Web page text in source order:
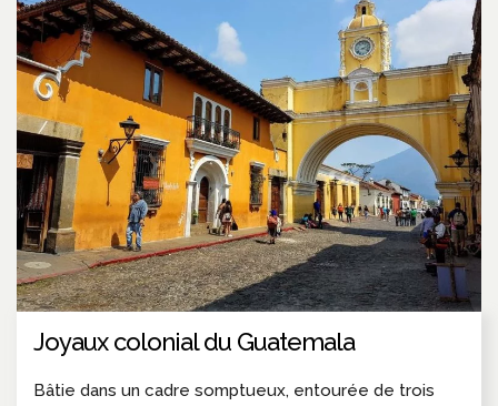
Joyaux colonial du Guatemala
Bâtie dans un cadre somptueux, entourée de trois